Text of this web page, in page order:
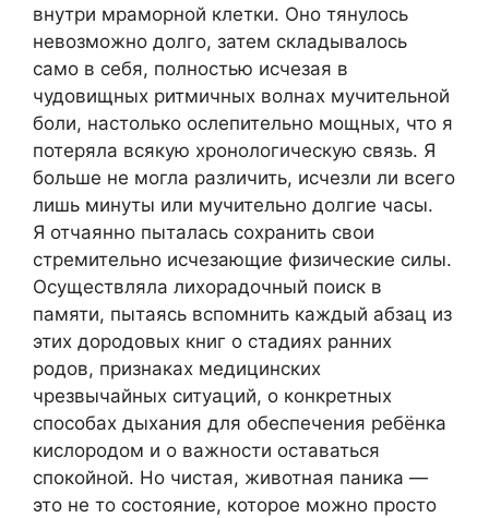
внутри мраморной клетки. Оно тянулось
невозможно долго, затем складывалось
само в себя, полностью исчезая в
чудовищных ритмичных волнах мучительной
боли, настолько ослепительно мощных, что я
потеряла всякую хронологическую связь. Я
больше не могла различить, исчезли ли всего
лишь минуты или мучительно долгие часы.
Я отчаянно пыталась сохранить свои
стремительно исчезающие физические силы.
Осуществляла лихорадочный поиск в
памяти, пытаясь вспомнить каждый абзац из
этих дородовых книг о стадиях ранних
родов, признаках медицинских
чрезвычайных ситуаций, о конкретных
способах дыхания для обеспечения ребёнка
кислородом и о важности оставаться
спокойной. Но чистая, животная паника —
это не то состояние, которое можно просто